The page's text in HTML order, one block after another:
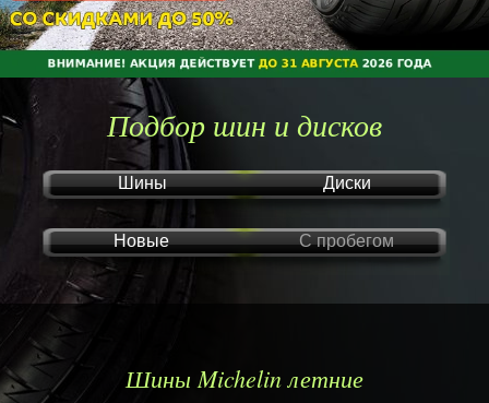
Подбор шин и дисков
Шины Диски
Новые С пробегом
Шины Michelin летние